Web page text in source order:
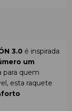
3.0 é inspirada
um
para quem
esta raquete